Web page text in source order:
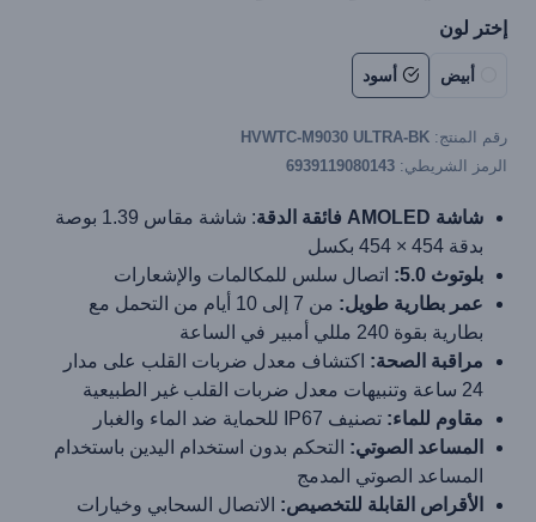
إختر لون
أبيض أسود
رقم المنتج: HVWTC-M9030 ULTRA-BK
الرمز الشريطي: 6939119080143
شاشة AMOLED فائقة الدقة
: شاشة مقاس 1.39 بوصة
بدقة 454 × 454 بكسل
بلوتوث 5.0:
اتصال سلس للمكالمات والإشعارات
عمر بطارية طويل:
من 7 إلى 10 أيام من التحمل مع
بطارية بقوة 240 مللي أمبير في الساعة
مراقبة الصحة: اكتشاف معدل ضربات القلب على مدار
24 ساعة وتنبيهات معدل ضربات القلب غير الطبيعية
مقاوم للماء: تصنيف IP67 للحماية ضد الماء والغبار
المساعد الصوتي: التحكم بدون استخدام اليدين باستخدام
المساعد الصوتي المدمج
الأقراص القابلة للتخصيص: الاتصال السحابي وخيارات